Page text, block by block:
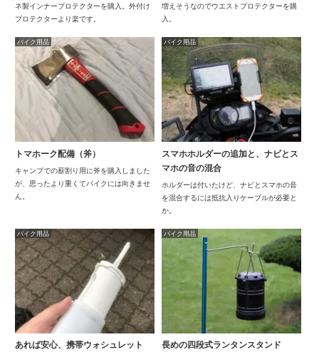
ネ製インナープロテクターを購入。外付け
プロテクターより楽です。
増えそうなのでウエストプロテクターを購
入。
バイク用品
トマホーク配備（斧）
キャンプでの薪割り用に斧を購入しました
が、思ったより重くてバイクには向きませ
ん。
バイク用品
スマホホルダーの追加と、ナビとス
マホの音の混合
ホルダーは付いたけど、ナビとスマホの音
を混合するには抵抗入りケーブルが必要と
か。
バイク用品
あれば安心、携帯ウォシュレット
バイク用品
長めの四段式ランタンスタンド